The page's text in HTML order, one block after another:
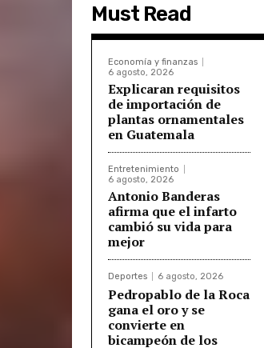
Must Read
Economía y finanzas
6 agosto, 2026
Explicaran requisitos
de importación de
plantas ornamentales
en Guatemala
Entretenimiento
6 agosto, 2026
Antonio Banderas
afirma que el infarto
cambió su vida para
mejor
Deportes 6 agosto, 2026
Pedropablo de la Roca
gana el oro y se
convierte en
bicampeón de los